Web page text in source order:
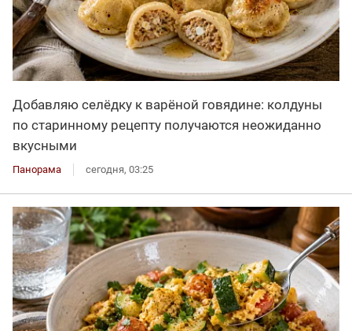
Добавляю селёдку к варёной говядине: колдуны
по старинному рецепту получаются неожиданно
вкусными
Панорама сегодня, 03:25